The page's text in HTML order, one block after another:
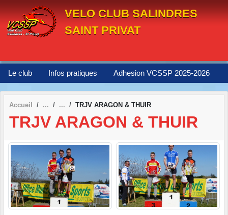
VELO CLUB SALINDRES
SAINT PRIVAT
Le club Infos pratiques Adhesion VCSSP 2025-2026
Accueil TRJV ARAGON & THUIR
TRJV ARAGON & THUIR
Panneau de gestion des cookies